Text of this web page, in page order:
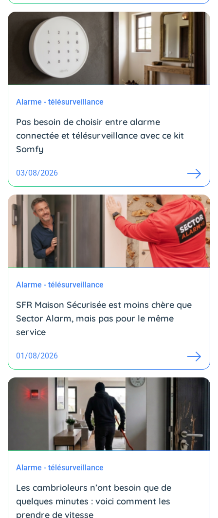
Alarme - télésurveillance
Pas besoin de choisir entre alarme
connectée et télésurveillance avec ce kit
Somfy
03/08/2026
Alarme - télésurveillance
SFR Maison Sécurisée est moins chère que
Sector Alarm, mais pas pour le même
service
01/08/2026
Alarme - télésurveillance
Les cambrioleurs n’ont besoin que de
quelques minutes : voici comment les
prendre de vitesse